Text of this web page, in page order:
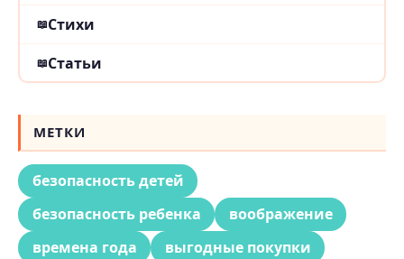
Стихи
Статьи
МЕТКИ
безопасность детей
безопасность ребенка
воображение
времена года
выгодные покупки